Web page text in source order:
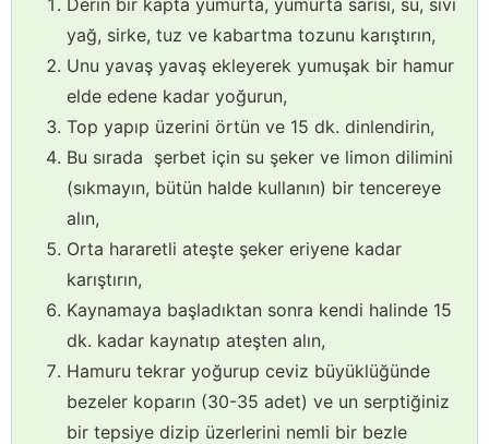
Derin bir kapta yumurta, yumurta sarısı, su, sıvı
yağ, sirke, tuz ve kabartma tozunu karıştırın,
Unu yavaş yavaş ekleyerek yumuşak bir hamur
elde edene kadar yoğurun,
Top yapıp üzerini örtün ve 15 dk. dinlendirin,
Bu sırada şerbet için su şeker ve limon dilimini
(sıkmayın, bütün halde kullanın) bir tencereye
alın,
Orta hararetli ateşte şeker eriyene kadar
karıştırın,
Kaynamaya başladıktan sonra kendi halinde 15
dk. kadar kaynatıp ateşten alın,
Hamuru tekrar yoğurup ceviz büyüklüğünde
bezeler koparın (30-35 adet) ve un serptiğiniz
bir tepsiye dizip üzerlerini nemli bir bezle